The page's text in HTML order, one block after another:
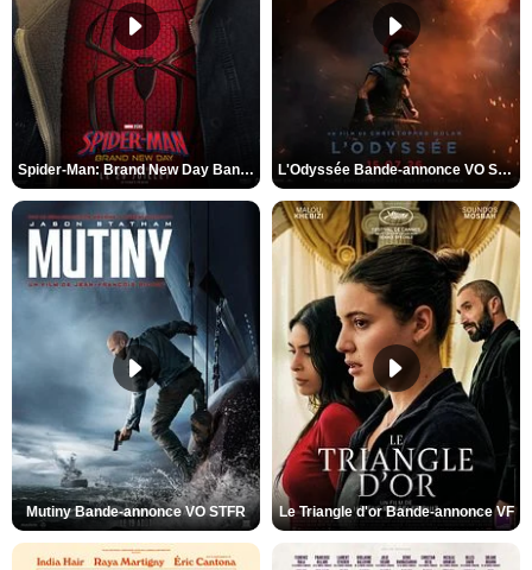
Spider-Man: Brand New Day Bande-annonce VO STFR L'Odyssée Bande-annonce VO STFR
Mutiny Bande-annonce VO STFR Le Triangle d'or Bande-annonce VF